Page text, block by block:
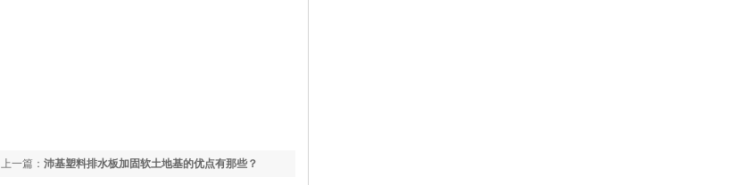
上一篇： 沛基塑料排水板加固软土地基的优点有那些？